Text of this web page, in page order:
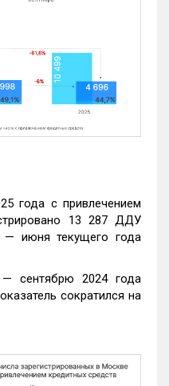
года с привлечением
13 287 ДДУ
— июня текущего года
сентябрю 2024 года
сократился на